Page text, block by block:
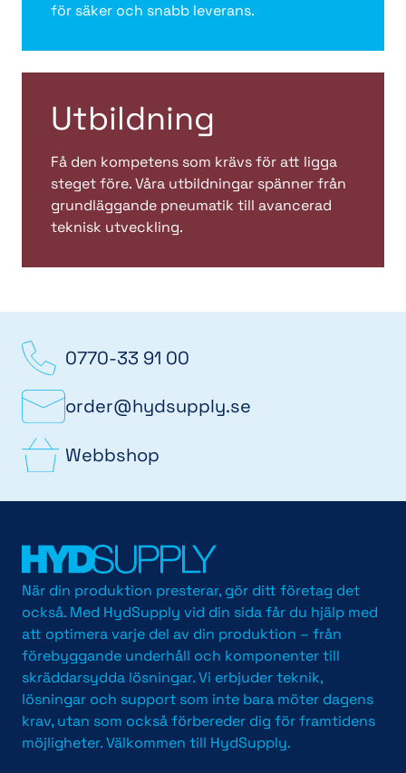
för säker och snabb leverans.
Utbildning
Få den kompetens som krävs för att ligga
steget före. Våra utbildningar spänner från
grundläggande pneumatik till avancerad
teknisk utveckling.
0770-33 91 00
order@hydsupply.se
Webbshop
När din produktion presterar, gör ditt företag det
också. Med HydSupply vid din sida får du hjälp med
att optimera varje del av din produktion – från
förebyggande underhåll och komponenter till
skräddarsydda lösningar. Vi erbjuder teknik,
lösningar och support som inte bara möter dagens
krav, utan som också förbereder dig för framtidens
möjligheter. Välkommen till HydSupply.